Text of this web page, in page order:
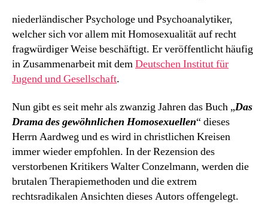
niederländischer Psychologe und Psychoanalytiker,
welcher sich vor allem mit Homosexualität auf recht
fragwürdiger Weise beschäftigt. Er veröffentlicht häufig
in Zusammenarbeit mit demDeutschen Institut für
Jugend und Gesellschaft.
Nun gibt es seit mehr als zwanzig Jahren das Buch „Das
Drama des gewöhnlichen Homosexuellen“ dieses
Herrn Aardweg und es wird in christlichen Kreisen
immer wieder empfohlen. In der Rezension des
verstorbenen Kritikers Walter Conzelmann, werden die
brutalen Therapiemethoden und die extrem
rechtsradikalen Ansichten dieses Autors offengelegt.